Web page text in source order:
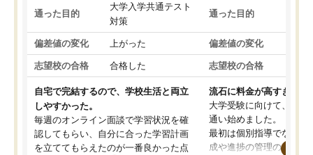
通った目的
大学入学共通テスト
対策
偏差値の変化 上がった
志望校の合格 合格した
自宅で完結するので、学校生活と両立
しやすかった。
毎週のオンライン面談で学習状況を確
認してもらい、自分に合った学習計画
を立ててもらえたのが一番良かった点
通った目的
偏差値の変化
志望校の合格
流石に料金が高すぎる
大学受験に向けて、高2
通い始めました。
最初は個別指導でなく、
成や進捗の管理のみのコ